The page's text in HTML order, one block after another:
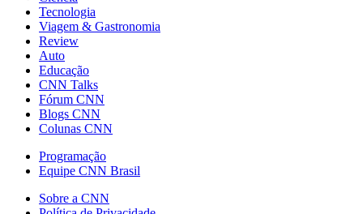
Tecnologia
Viagem & Gastronomia
Review
Auto
Educação
CNN Talks
Fórum CNN
Blogs CNN
Colunas CNN
Programação
Equipe CNN Brasil
Sobre a CNN